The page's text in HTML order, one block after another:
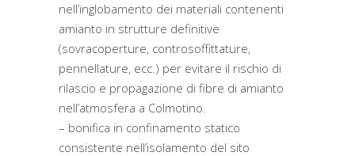
nell’inglobamento dei materiali contenenti
amianto in strutture definitive
(sovracoperture, controsoffittature,
pennellature, ecc.) per evitare il rischio di
rilascio e propagazione di fibre di amianto
nell’atmosfera a Colmotino.
– bonifica in confinamento statico
consistente nell’isolamento del sito